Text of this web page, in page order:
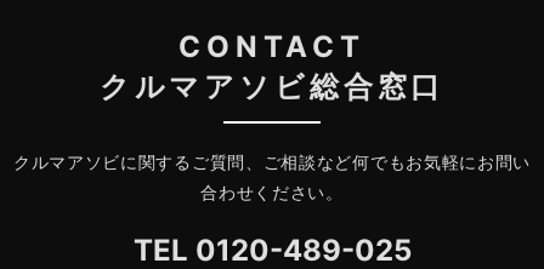
CONTACT
クルマアソビ総合窓口
クルマアソビに関するご質問、ご相談など何でもお気軽にお問い
合わせください。
TEL 0120-489-025